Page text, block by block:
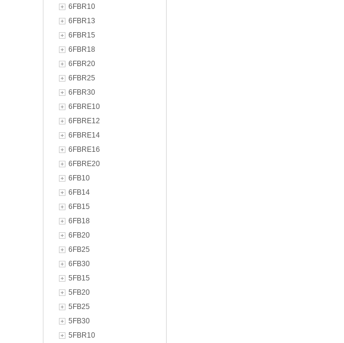
6FBR10
6FBR13
6FBR15
6FBR18
6FBR20
6FBR25
6FBR30
6FBRE10
6FBRE12
6FBRE14
6FBRE16
6FBRE20
6FB10
6FB14
6FB15
6FB18
6FB20
6FB25
6FB30
5FB15
5FB20
5FB25
5FB30
5FBR10